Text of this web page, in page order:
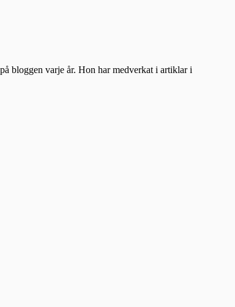
bloggen varje år. Hon har medverkat i artiklar i